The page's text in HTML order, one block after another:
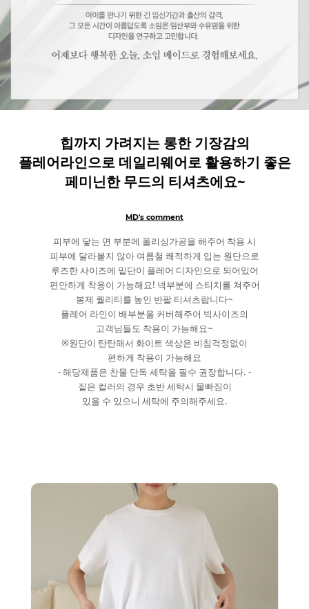
힙까지 가려지는 롱한 기장감의
플레어라인으로 데일리웨어로 활용하기 좋은
페미닌한 무드의 티셔츠에요~
MD's comment
피부에 닿는 면 부분에 폴리싱가공을 해주어 착용 시
피부에 달라붙지 않아 여름철 쾌적하게 입는 원단으로
루즈한 사이즈에 밑단이 플레어 디자인으로 되어있어
편안하게 착용이 가능해요! 넥부분에 스티치를 쳐주어
봉제 퀄리티를 높인 반팔 티셔츠랍니다~
플레어 라인이 배부분을 커버해주어 빅사이즈의
고객님들도 착용이 가능해요~
※원단이 탄탄해서 화이트 색상은 비침걱정없이
편하게 착용이 가능해요
- 해당제품은 찬물 단독 세탁을 필수 권장합니다. -
짙은 컬러의 경우 초반 세탁시 물빠짐이
있을 수 있으니 세탁에 주의해주세요.